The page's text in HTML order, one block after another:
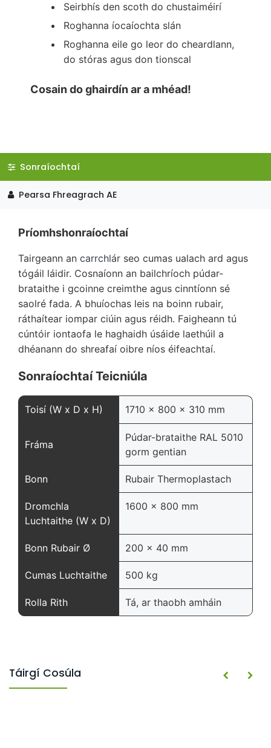
Seirbhís den scoth do chustaiméirí
Roghanna íocaíochta slán
Roghanna eile go leor do cheardlann,
do stóras agus don tionscal
Cosain do ghairdín ar a mhéad!
Sonraíochtaí
Pearsa Fhreagrach AE
Príomhshonraíochtaí
Tairgeann an carrchlár seo cumas ualach ard agus
tógáil láidir. Cosnaíonn an bailchríoch púdar-
brataithe i gcoinne creimthe agus cinntíonn sé
saolré fada. A bhuíochas leis na boinn rubair,
ráthaítear iompar ciúin agus réidh. Faigheann tú
cúntóir iontaofa le haghaidh úsáide laethúil a
dhéanann do shreafaí oibre níos éifeachtaí.
Sonraíochtaí Teicniúla
Toisí (W x D x H) 1710 x 800 x 310 mm
Fráma
Púdar-brataithe RAL 5010
gorm gentian
Bonn Rubair Thermoplastach
Dromchla
Luchtaithe (W x D)
1600 x 800 mm
Bonn Rubair Ø 200 x 40 mm
Cumas Luchtaithe 500 kg
Rolla Rith Tá, ar thaobh amháin
Táirgí Cosúla